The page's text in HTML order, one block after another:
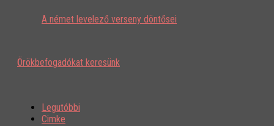
A német levelező verseny döntősei
Örökbefogadókat keresünk
Legutóbbi
Cimke